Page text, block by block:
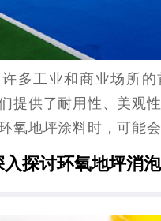
多工业和商业场所
提供了耐用性、美观
氧地坪涂料时，可能
的是气泡的产生。为了
剂应运而生。它们如何